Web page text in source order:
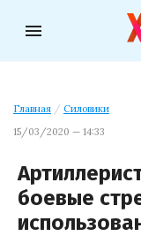
menu
Главная / Силовики
15/03/2020 — 14:33
боевые